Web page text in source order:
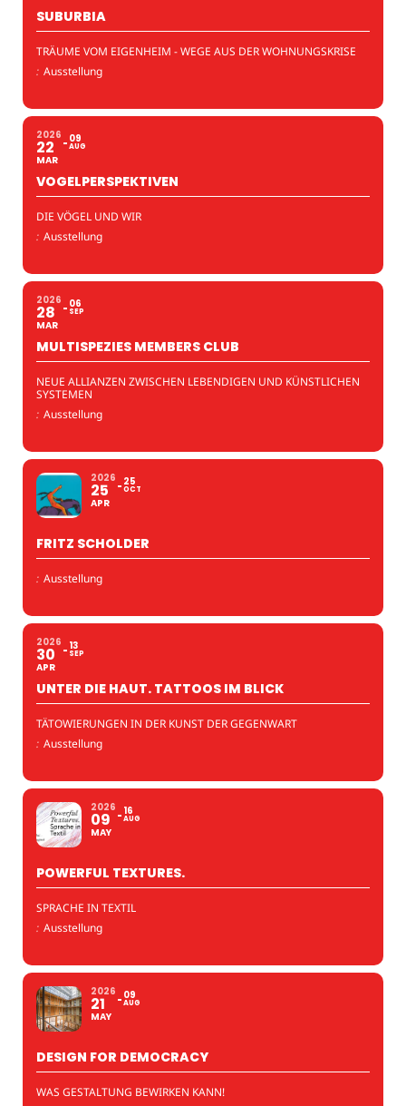
SUBURBIA
TRÄUME VOM EIGENHEIM - WEGE AUS DER WOHNUNGSKRISE
: Ausstellung
2026
22
MAR
09
AUG
VOGELPERSPEKTIVEN
DIE VÖGEL UND WIR
: Ausstellung
2026
28
MAR
06
SEP
MULTISPEZIES MEMBERS CLUB
NEUE ALLIANZEN ZWISCHEN LEBENDIGEN UND KÜNSTLICHEN
SYSTEMEN
: Ausstellung
2026
25
APR
25
OCT
FRITZ SCHOLDER
: Ausstellung
2026
30
APR
13
SEP
UNTER DIE HAUT. TATTOOS IM BLICK
TÄTOWIERUNGEN IN DER KUNST DER GEGENWART
: Ausstellung
2026
09
MAY
16
AUG
POWERFUL TEXTURES.
SPRACHE IN TEXTIL
: Ausstellung
2026
21
MAY
09
AUG
DESIGN FOR DEMOCRACY
WAS GESTALTUNG BEWIRKEN KANN!